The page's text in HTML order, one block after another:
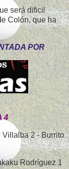
será dificil
Colón, que ha
POR
4
2 - Burrito
Rodríguez 1